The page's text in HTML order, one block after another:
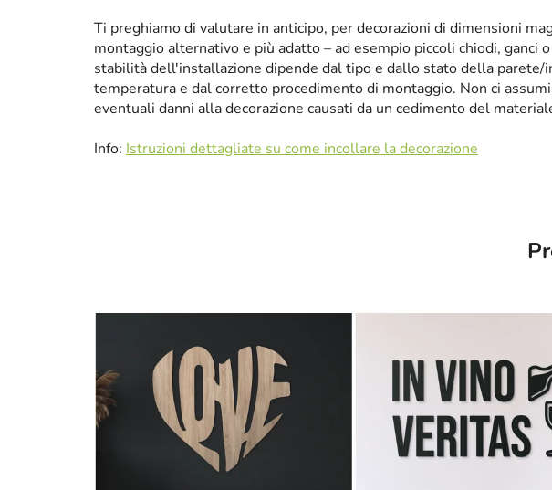
Ti preghiamo di valutare in anticipo, per decorazioni di dimensioni
montaggio alternativo e più adatto – ad esempio piccoli chiodi, ganci
stabilità dell'installazione dipende dal tipo e dallo stato della parete/
temperatura e dal corretto procedimento di montaggio. Non ci
eventuali danni alla decorazione causati da un cedimento del
Info: Istruzioni dettagliate su come incollare la decorazione